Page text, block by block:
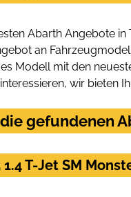
Abarth Angebote
an
Modell mit den
wir bieten
gefundenen
T-Jet SM